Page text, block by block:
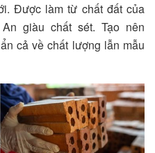
Được làm từ chất đất của
giàu chất sét. Tạo nên
cả về chất lượng lẫn mẫu